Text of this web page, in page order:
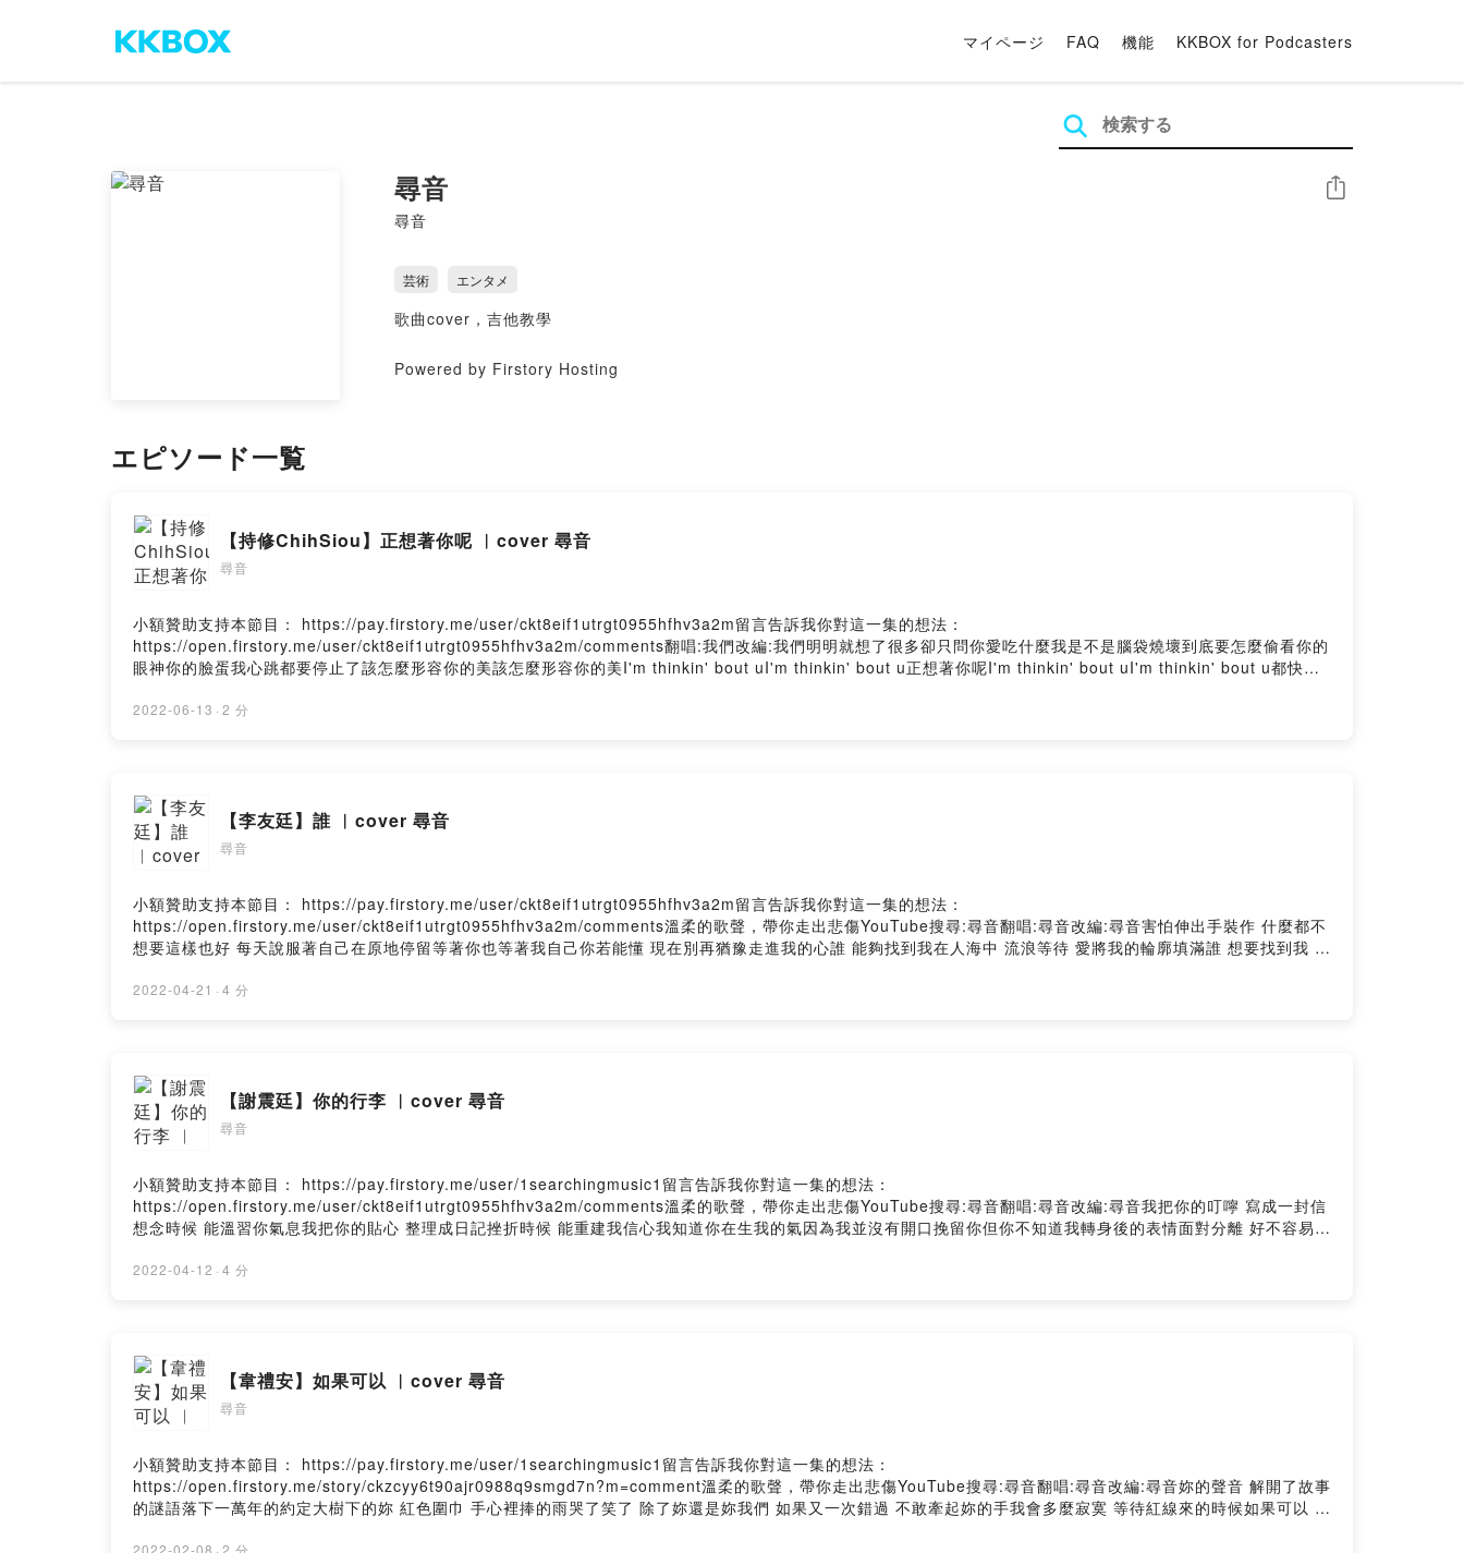
マイページ FAQ 機能 KKBOX for Podcasters
尋音
尋音
シェア
芸術 エンタメ
歌曲cover，吉他教學
Powered by Firstory Hosting
エピソード一覧
【持修ChihSiou】正想著你呢 ︳cover 尋音
尋音
小額贊助支持本節目： https://pay.firstory.me/user/ckt8eif1utrgt0955hfhv3a2m留言告訴我你對這一集的想法：
https://open.firstory.me/user/ckt8eif1utrgt0955hfhv3a2m/comments翻唱:我們改編:我們明明就想了很多卻只問你愛吃什麼我是不是腦袋燒壞到底要怎麼偷看你的
眼神你的臉蛋我心跳都要停止了該怎麼形容你的美該怎麼形容你的美I'm thinkin' bout uI'm thinkin' bout u正想著你呢I'm thinkin' bout uI'm thinkin' bout u都快要
正想著你呢I'm thinkin' bout uI'm thinkin' bout u都快要瘋了noOh 對不起我好想你你呢你呢Oh 對不起我好想你你呢都快要瘋掉Oh 對不起我好想你你呢你呢Oh 對
2022-06-13 · 2 分
【李友廷】誰 ︳cover 尋音
尋音
小額贊助支持本節目： https://pay.firstory.me/user/ckt8eif1utrgt0955hfhv3a2m留言告訴我你對這一集的想法：
https://open.firstory.me/user/ckt8eif1utrgt0955hfhv3a2m/comments溫柔的歌聲，帶你走出悲傷YouTube搜尋:尋音翻唱:尋音改編:尋音害怕伸出手裝作 什麼都不
想要這樣也好 每天說服著自己在原地停留等著你也等著我自己你若能懂 現在別再猶豫走進我的心誰 能夠找到我在人海中 流浪等待 愛將我的輪廓填滿誰 想要找到我 多
到我在人海中 流浪等待 愛將我的輪廓填滿誰 想要找到我 多麼希望擁有一個你 讓我值得存在你能否 由衷容納每一種的我我會願意 賠上一切的愛誰 能夠找到我在人海
2022-04-21 · 4 分
【謝震廷】你的行李 ︳cover 尋音
尋音
小額贊助支持本節目： https://pay.firstory.me/user/1searchingmusic1留言告訴我你對這一集的想法：
https://open.firstory.me/user/ckt8eif1utrgt0955hfhv3a2m/comments溫柔的歌聲，帶你走出悲傷YouTube搜尋:尋音翻唱:尋音改編:尋音我把你的叮嚀 寫成一封信
想念時候 能溫習你氣息我把你的貼心 整理成日記挫折時候 能重建我信心我知道你在生我的氣因為我並沒有開口挽留你但你不知道我轉身後的表情面對分離 好不容易我
好不容易我的心裡 已經打包好我們的感情沒想到愛你卻只能用離開 代替原諒我為你付出的勇氣你的行李 我替你打包好美麗旋律希望在你寂寞時安撫你都怪我無能為力
2022-04-12 · 4 分
【韋禮安】如果可以 ︳cover 尋音
尋音
小額贊助支持本節目： https://pay.firstory.me/user/1searchingmusic1留言告訴我你對這一集的想法：
https://open.firstory.me/story/ckzcyy6t90ajr0988q9smgd7n?m=comment溫柔的歌聲，帶你走出悲傷YouTube搜尋:尋音翻唱:尋音改編:尋音妳的聲音 解開了故事
的謎語落下一萬年的約定大樹下的妳 紅色圍巾 手心裡捧的雨哭了笑了 除了妳還是妳我們 如果又一次錯過 不敢牽起妳的手我會多麼寂寞 等待紅線來的時候如果可以 我
2022-02-08 · 2 分